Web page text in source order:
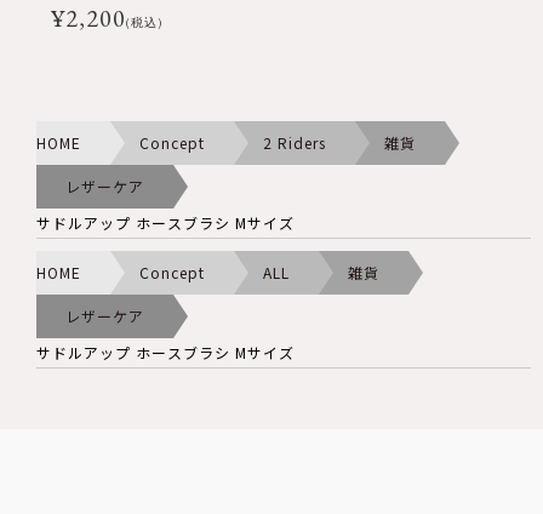
¥2,200(税込)
HOME Concept 2 Riders 雑貨
レザーケア
サドルアップ ホースブラシ Mサイズ
HOME Concept ALL 雑貨
レザーケア
サドルアップ ホースブラシ Mサイズ